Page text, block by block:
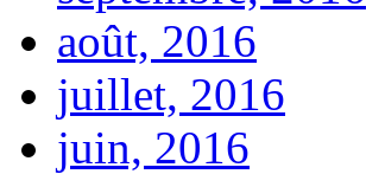
août, 2016
juillet, 2016
juin, 2016